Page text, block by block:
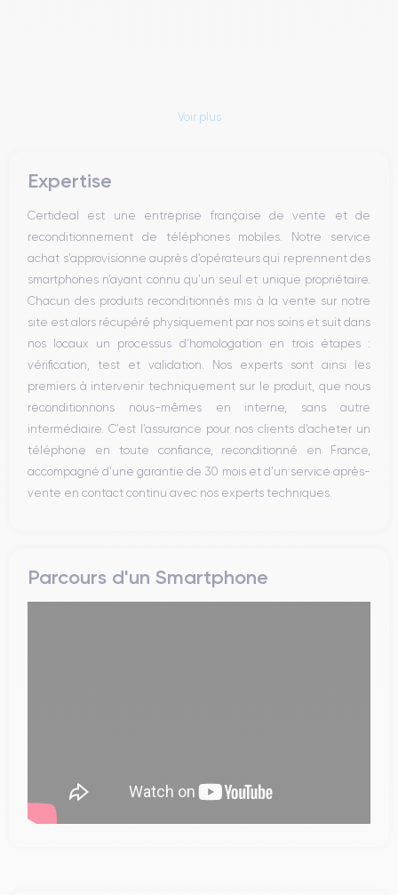
Voir plus
Expertise
Certideal est une entreprise française de vente et de
reconditionnement de téléphones mobiles. Notre service
achat s’approvisionne auprès d’opérateurs qui reprennent des
smartphones n’ayant connu qu’un seul et unique propriétaire.
Chacun des produits reconditionnés mis à la vente sur notre
site est alors récupéré physiquement par nos soins et suit dans
nos locaux un processus d’homologation en trois étapes :
vérification, test et validation. Nos experts sont ainsi les
premiers à intervenir techniquement sur le produit, que nous
reconditionnons nous-mêmes en interne, sans autre
intermédiaire. C’est l’assurance pour nos clients d’acheter un
téléphone en toute confiance, reconditionné en France,
accompagné d’une garantie de 30 mois et d’un service après-
vente en contact continu avec nos experts techniques.
Parcours d'un Smartphone